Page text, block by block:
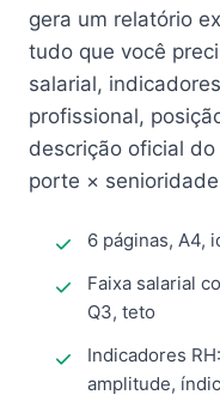
gera um relatório
tudo que você
salarial,
profissional,
descrição oficial
porte ×
6 páginas, A4,
Faixa salarial
Q3, teto
Indicadores
amplitude,